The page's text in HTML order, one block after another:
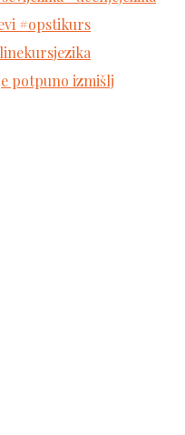
potpuno izmišlj